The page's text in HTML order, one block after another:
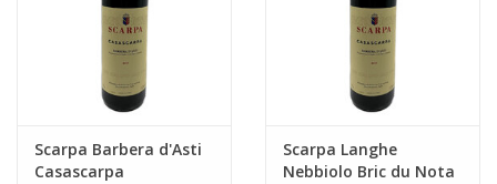
Scarpa Barbera d'Asti
Casascarpa
Scarpa Langhe
Nebbiolo Bric du Nota